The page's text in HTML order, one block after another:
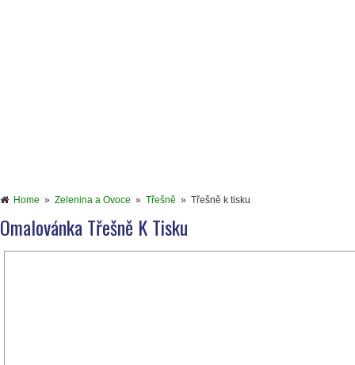
Home » Zelenina a Ovoce » Třešně » Třešně k tisku
Omalovánka Třešně K Tisku